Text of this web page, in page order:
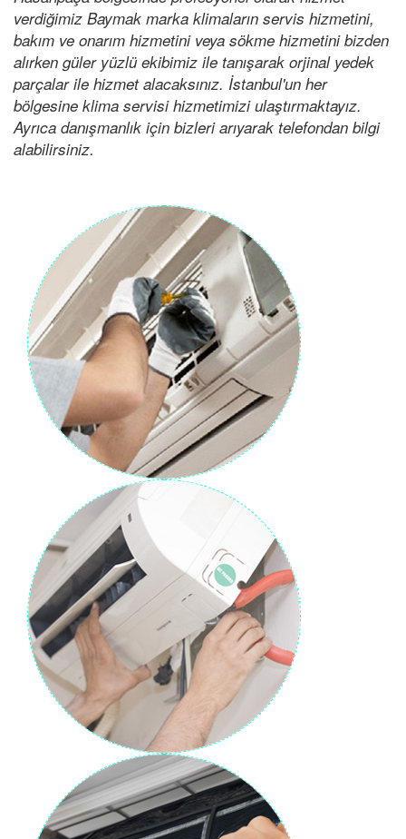
verdiğimiz Baymak marka klimaların servis hizmetini,
bakım ve onarım hizmetini veya sökme hizmetini bizden
alırken güler yüzlü ekibimiz ile tanışarak orjinal yedek
parçalar ile hizmet alacaksınız. İstanbul'un her
bölgesine klima servisi hizmetimizi ulaştırmaktayız.
Ayrıca danışmanlık için bizleri arıyarak telefondan bilgi
alabilirsiniz.